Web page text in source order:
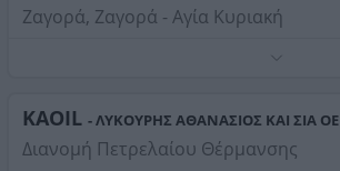
Ζαγορά, Ζαγορά - Αγία Κυριακή
Πήλιο
KAOIL - ΛΥΚΟΥΡΗΣ ΑΘΑΝΑΣΙΟΣ ΚΑΙ ΣΙΑ ΟΕ
Διανομή Πετρελαίου Θέρμανσης